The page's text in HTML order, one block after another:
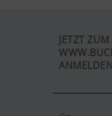
JETZT
ANMELDEN